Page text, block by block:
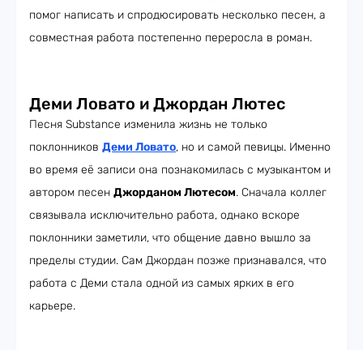
помог написать и спродюсировать несколько песен, а
совместная работа постепенно переросла в роман.
Деми Ловато и Джордан Лютес
Песня Substance изменила жизнь не только
поклонников Деми Ловато, но и самой певицы. Именно
во время её записи она познакомилась с музыкантом и
автором песен Джорданом Лютесом. Сначала коллег
связывала исключительно работа, однако вскоре
поклонники заметили, что общение давно вышло за
пределы студии. Сам Джордан позже признавался, что
работа с Деми стала одной из самых ярких в его
карьере.